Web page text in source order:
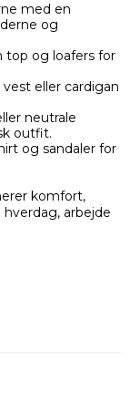
med en
og
og loafers for
eller cardigan
neutrale
outfit.
og sandaler for
komfort,
arbejde